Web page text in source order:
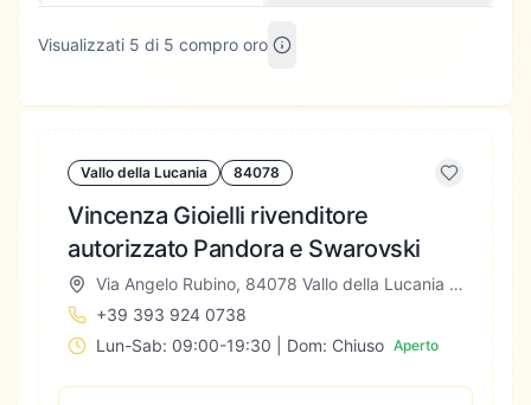
Visualizzati 5 di 5 compro oro
Vallo della Lucania 84078
Vincenza Gioielli rivenditore
autorizzato Pandora e Swarovski
Via Angelo Rubino, 84078 Vallo della Lucania SA, Italia
+39 393 924 0738
Lun-Sab: 09:00-19:30 | Dom: Chiuso Aperto